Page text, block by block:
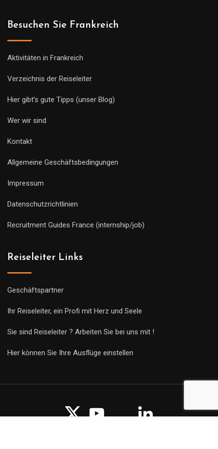
Besuchen Sie Frankreich
Aktivitäten in Frankreich
Verzeichnis der Reiseleiter
Hier gibt’s gute Tipps (unser Blog)
Wer wir sind
Kontakt
Allgemeine Geschäftsbedingungen
Impressum
Datenschutzrichtlinien
Recruitment Guides France (internship/job)
Reiseleiter Links
Geschäftspartner
Ihr Reiseleiter, ein Profi mit Herz und Seele
Sie sind Reiseleiter ? Arbeiten Sie bei uns mit !
Hier können Sie Ihre Ausflüge einstellen